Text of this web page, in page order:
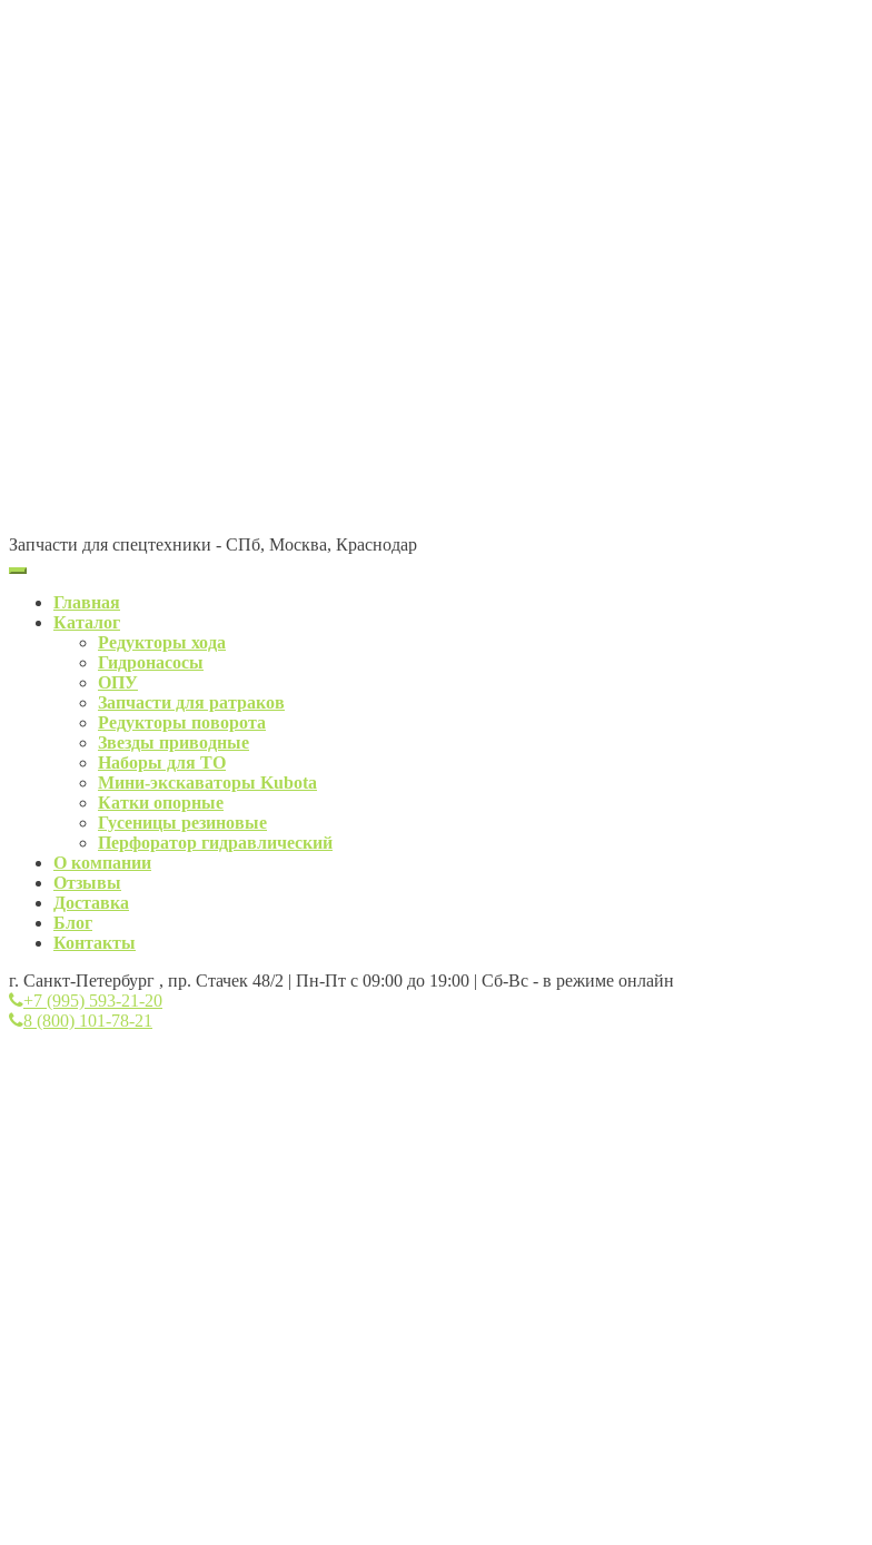
Запчасти для спецтехники - СПб, Москва, Краснодар
Главная
Каталог
Редукторы хода
Гидронасосы
ОПУ
Запчасти для ратраков
Редукторы поворота
Звезды приводные
Наборы для ТО
Мини-экскаваторы Kubota
Катки опорные
Гусеницы резиновые
Перфоратор гидравлический
О компании
Отзывы
Доставка
Блог
Контакты
г. Санкт-Петербург , пр. Стачек 48/2 | Пн-Пт с 09:00 до 19:00 | Сб-Вс - в режиме онлайн
+7 (995) 593-21-20
8 (800) 101-78-21